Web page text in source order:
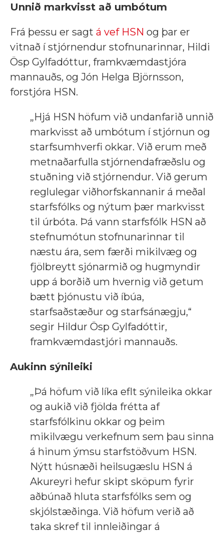
Unnið markvisst að umbótum
Frá þessu er sagt á vef HSN og þar er
vitnað í stjórnendur stofnunarinnar, Hildi
Ösp Gylfadóttur, framkvæmdastjóra
mannauðs, og Jón Helga Björnsson,
forstjóra HSN.
„Hjá HSN höfum við undanfarið unnið
markvisst að umbótum í stjórnun og
starfsumhverfi okkar. Við erum með
metnaðarfulla stjórnendafræðslu og
stuðning við stjórnendur. Við gerum
reglulegar viðhorfskannanir á meðal
starfsfólks og nýtum þær markvisst
til úrbóta. Þá vann starfsfólk HSN að
stefnumótun stofnunarinnar til
næstu ára, sem færði mikilvæg og
fjölbreytt sjónarmið og hugmyndir
upp á borðið um hvernig við getum
bætt þjónustu við íbúa,
starfsaðstæður og starfsánægju,“
segir Hildur Ösp Gylfadóttir,
framkvæmdastjóri mannauðs.
Aukinn sýnileiki
„Þá höfum við líka eflt sýnileika okkar
og aukið við fjölda frétta af
starfsfólkinu okkar og þeim
mikilvægu verkefnum sem þau sinna
á hinum ýmsu starfstöðvum HSN.
Nýtt húsnæði heilsugæslu HSN á
Akureyri hefur skipt sköpum fyrir
aðbúnað hluta starfsfólks sem og
skjólstæðinga. Við höfum verið að
taka skref til innleiðingar á